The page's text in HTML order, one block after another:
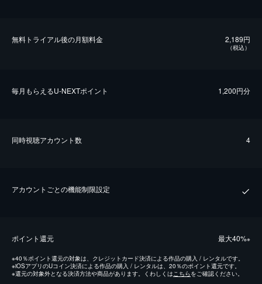
無料トライアル後の⽉額料金 2,189円
（税込）
毎⽉もらえるU-NEXTポイント 1,200円分
同時視聴アカウント数 4
アカウントごとの機能制限設定
ポイント還元 最⼤40%※
※40％ポイント還元の対象は、クレジットカード決済による作品の購入 / レンタルです。
※iOSアプリのUコイン決済による作品の購入 / レンタルは、20％のポイント還元です。
※還元の対象外となる決済方法や商品があります。くわしくはこちらをご確認ください。